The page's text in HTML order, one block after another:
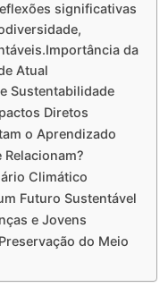
significativas
da
Atual
Sustentabilidade
Diretos
o Aprendizado
Climático
Futuro Sustentável
e Jovens
do Meio